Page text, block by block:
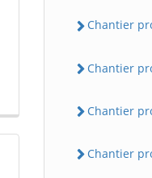
Chantier
Chantier
Chantier
Chantier